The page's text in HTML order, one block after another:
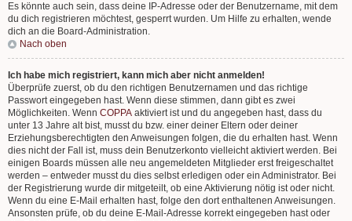
Es könnte auch sein, dass deine IP-Adresse oder der Benutzername, mit dem
du dich registrieren möchtest, gesperrt wurden. Um Hilfe zu erhalten, wende
dich an die Board-Administration.
Nach oben
Ich habe mich registriert, kann mich aber nicht anmelden!
Überprüfe zuerst, ob du den richtigen Benutzernamen und das richtige
Passwort eingegeben hast. Wenn diese stimmen, dann gibt es zwei
Möglichkeiten. Wenn COPPA aktiviert ist und du angegeben hast, dass du
unter 13 Jahre alt bist, musst du bzw. einer deiner Eltern oder deiner
Erziehungsberechtigten den Anweisungen folgen, die du erhalten hast. Wenn
dies nicht der Fall ist, muss dein Benutzerkonto vielleicht aktiviert werden. Bei
einigen Boards müssen alle neu angemeldeten Mitglieder erst freigeschaltet
werden – entweder musst du dies selbst erledigen oder ein Administrator. Bei
der Registrierung wurde dir mitgeteilt, ob eine Aktivierung nötig ist oder nicht.
Wenn du eine E-Mail erhalten hast, folge den dort enthaltenen Anweisungen.
Ansonsten prüfe, ob du deine E-Mail-Adresse korrekt eingegeben hast oder